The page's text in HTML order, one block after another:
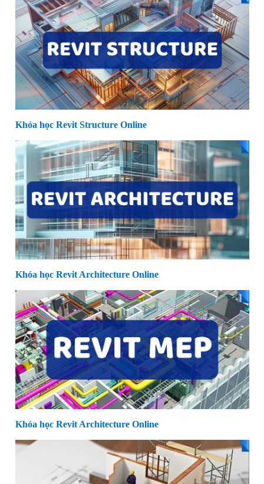
Khóa học Revit Structure Online
Khóa học Revit Architecture Online
Khóa học Revit Architecture Online